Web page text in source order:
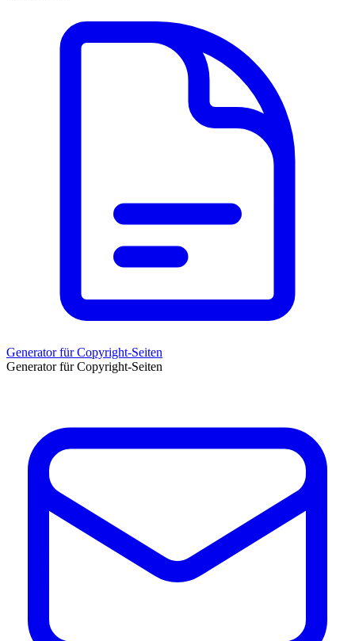
Generator für Copyright-Seiten
Generator für Copyright-Seiten